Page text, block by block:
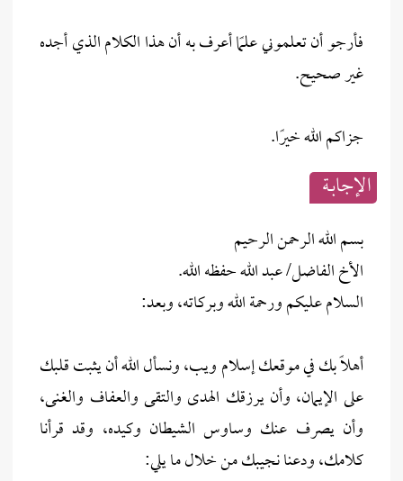
فأرجو أن تعلموني علمًا أعرف به أن هذا الكلام الذي أجده
غير صحيح.
جزاكم الله خيرًا.
الإجابــة
بسم الله الرحمن الرحيم
الأخ الفاضل/ عبد الله حفظه الله.
السلام عليكم ورحمة الله وبركاته، وبعد:
أهلًا بك في موقعك إسلام ويب، ونسأل الله أن يثبت قلبك
على الإيمان، وأن يرزقك الهدى والتقى والعفاف والغنى،
وأن يصرف عنك وساوس الشيطان وكيده، وقد قرأنا
كلامك، ودعنا نجيبك من خلال ما يلي: